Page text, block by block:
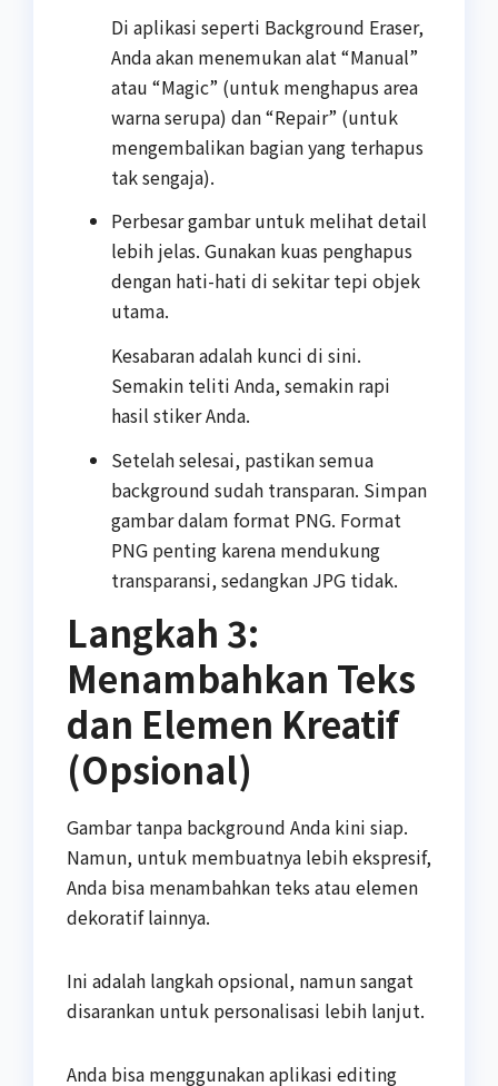
Di aplikasi seperti Background Eraser,
Anda akan menemukan alat “Manual”
atau “Magic” (untuk menghapus area
warna serupa) dan “Repair” (untuk
mengembalikan bagian yang terhapus
tak sengaja).
Perbesar gambar untuk melihat detail
lebih jelas. Gunakan kuas penghapus
dengan hati-hati di sekitar tepi objek
utama.
Kesabaran adalah kunci di sini.
Semakin teliti Anda, semakin rapi
hasil stiker Anda.
Setelah selesai, pastikan semua
background sudah transparan. Simpan
gambar dalam format PNG. Format
PNG penting karena mendukung
transparansi, sedangkan JPG tidak.
Langkah 3:
Menambahkan Teks
dan Elemen Kreatif
(Opsional)
Gambar tanpa background Anda kini siap.
Namun, untuk membuatnya lebih ekspresif,
Anda bisa menambahkan teks atau elemen
dekoratif lainnya.
Ini adalah langkah opsional, namun sangat
disarankan untuk personalisasi lebih lanjut.
Anda bisa menggunakan aplikasi editing